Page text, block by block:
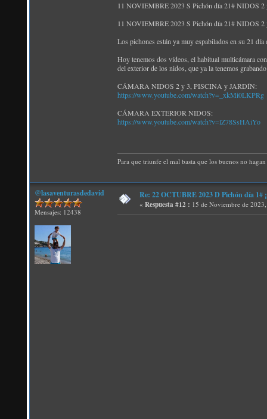
11 NOVIEMBRE 2023 S Pichón día 21# NIDOS
11 NOVIEMBRE 2023 S Pichón día 21# NIDOS
Los pichones están ya muy espabilados en su 21
Hoy tenemos dos vídeos, el habitual multicámara
del exterior de los nidos, que ya la tenemos
CÁMARA NIDOS 2 y 3, PISCINA y JARDÍN:
https://www.youtube.com/watch?v=_xkMi0LKPRg
CÁMARA EXTERIOR NIDOS:
https://www.youtube.com/watch?v=lZ78SsHAiYo
Para que triunfe el mal basta que los buenos no
@lasaventurasdedavid
Mensajes: 12438
Re: 22 OCTUBRE 2023 D Pichón día
« Respuesta #12 : 15 de Noviembre de